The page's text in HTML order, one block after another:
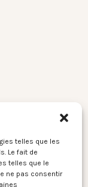
telles que les
Le fait de
telles que le
ne pas consentir